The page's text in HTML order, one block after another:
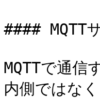
#### MQTT
MQTTで通
内側ではな